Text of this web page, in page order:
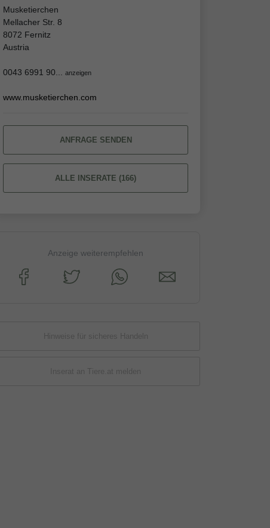
Musketierchen
Mellacher Str. 8
8072 Fernitz
Austria
0043 6991 90... anzeigen
www.musketierchen.com
ANFRAGE SENDEN
ALLE INSERATE (166)
Anzeige weiterempfehlen
Hinweise für sicheres Handeln
Inserat an Tiere.at melden